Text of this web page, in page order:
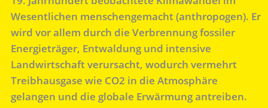
Wesentlichen menschengemacht (anthropogen). Er
wird vor allem durch die Verbrennung fossiler
Energieträger, Entwaldung und intensive
Landwirtschaft verursacht, wodurch vermehrt
Treibhausgase wie CO2 in die Atmosphäre
gelangen und die globale Erwärmung antreiben.